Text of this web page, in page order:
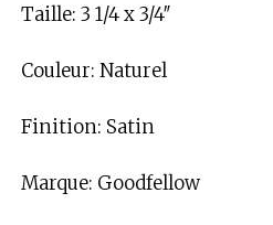
Taille: 3 1/4 x 3/4″
Couleur: Naturel
Finition: Satin
Marque: Goodfellow